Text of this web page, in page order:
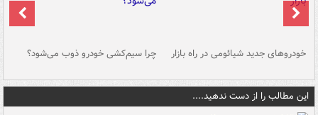
خودروهای جدید شیائومی در راه بازار چرا سیم‌کشی خودرو ذوب می‌شود؟
این مطالب را از دست ندهید....